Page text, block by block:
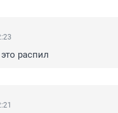
распил